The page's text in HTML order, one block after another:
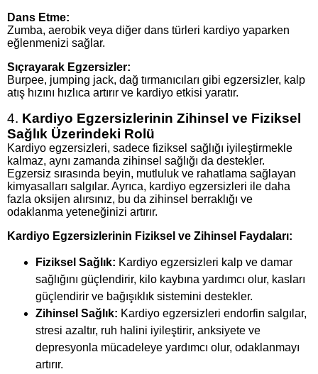
Dans Etme:
Zumba, aerobik veya diğer dans türleri kardiyo yaparken
eğlenmenizi sağlar.
Sıçrayarak Egzersizler:
Burpee, jumping jack, dağ tırmanıcıları gibi egzersizler, kalp
atış hızını hızlıca artırır ve kardiyo etkisi yaratır.
4. Kardiyo Egzersizlerinin Zihinsel ve Fiziksel
Sağlık Üzerindeki Rolü
Kardiyo egzersizleri, sadece fiziksel sağlığı iyileştirmekle
kalmaz, aynı zamanda zihinsel sağlığı da destekler.
Egzersiz sırasında beyin, mutluluk ve rahatlama sağlayan
kimyasalları salgılar. Ayrıca, kardiyo egzersizleri ile daha
fazla oksijen alırsınız, bu da zihinsel berraklığı ve
odaklanma yeteneğinizi artırır.
Kardiyo Egzersizlerinin Fiziksel ve Zihinsel Faydaları:
Fiziksel Sağlık: Kardiyo egzersizleri kalp ve damar
sağlığını güçlendirir, kilo kaybına yardımcı olur, kasları
güçlendirir ve bağışıklık sistemini destekler.
Zihinsel Sağlık: Kardiyo egzersizleri endorfin salgılar,
stresi azaltır, ruh halini iyileştirir, anksiyete ve
depresyonla mücadeleye yardımcı olur, odaklanmayı
artırır.